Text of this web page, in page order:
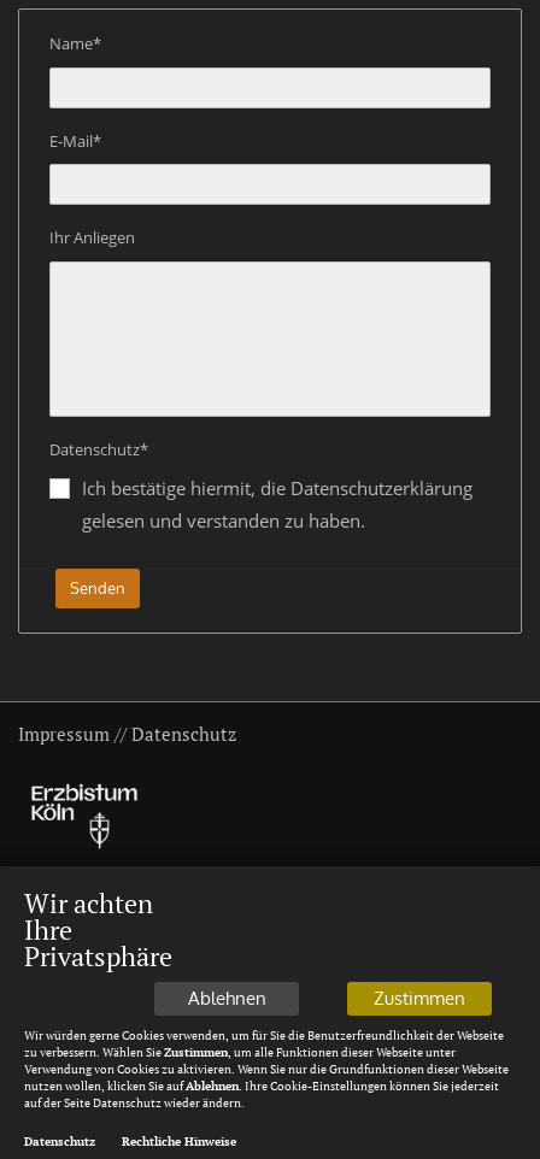
Name*
E-Mail*
Ihr Anliegen
Datenschutz*
Ich bestätige hiermit, die Datenschutzerklärung
gelesen und verstanden zu haben.
Impressum //Datenschutz
Wir achten
Ihre
Privatsphäre
Ablehnen Zustimmen
Wir würden gerne Cookies verwenden, um für Sie die Benutzerfreundlichkeit der Webseite
zu verbessern. Wählen SieZustimmen, um alle Funktionen dieser Webseite unter
Verwendung von Cookies zu aktivieren. Wenn Sie nur die Grundfunktionen dieser Webseite
nutzen wollen, klicken Sie aufAblehnen. Ihre Cookie-Einstellungen können Sie jederzeit
auf der Seite Datenschutz wieder ändern.
Datenschutz Rechtliche Hinweise